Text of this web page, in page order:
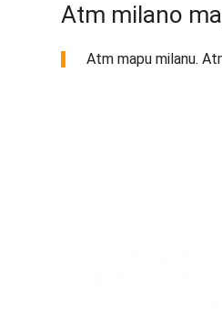
Atm milano
Atm mapu milanu.